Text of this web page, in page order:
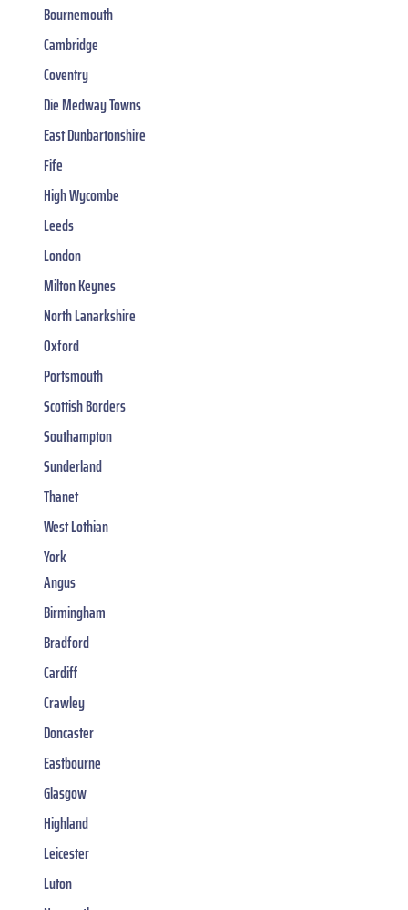
Bournemouth
Cambridge
Coventry
Die Medway Towns
East Dunbartonshire
Fife
High Wycombe
Leeds
London
Milton Keynes
North Lanarkshire
Oxford
Portsmouth
Scottish Borders
Southampton
Sunderland
Thanet
West Lothian
York
Angus
Birmingham
Bradford
Cardiff
Crawley
Doncaster
Eastbourne
Glasgow
Highland
Leicester
Luton